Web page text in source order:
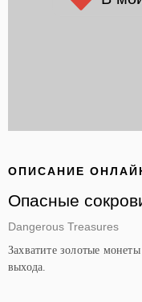
ОПИСАНИЕ
Опасные
Dangerous Treasures
Захватите золотые
выхода.